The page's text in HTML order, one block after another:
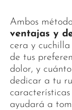
Ambos
ventajas y
cera y
de tus
dolor, y
dedicar a tu
ayudará a